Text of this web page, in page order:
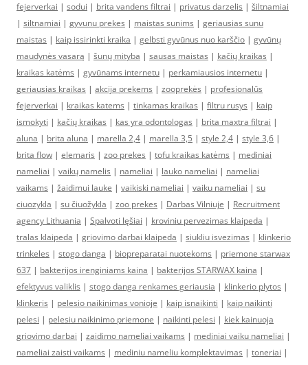
fejerverkai | sodui | brita vandens filtrai | privatus darzelis | šiltnamiai
| siltnamiai | gyvunu prekes | maistas sunims | geriausias sunu
maistas | kaip issirinkti kraika | gelbsti gyvūnus nuo karščio | gyvūnų
maudynės vasarą | šunų mityba | sausas maistas | kačių kraikas |
kraikas katėms | gyvūnams internetu | perkamiausios internetu |
geriausias kraikas | akcija prekems | zooprekės | profesionalūs
fejerverkai | kraikas katems | tinkamas kraikas | filtru rusys | kaip
ismokyti | kačių kraikas | kas yra odontologas | brita maxtra filtrai |
aluna | brita aluna | marella 2,4 | marella 3,5 | style 2,4 | style 3,6 |
brita flow | elemaris | zoo prekes | tofu kraikas katėms | mediniai
nameliai | vaikų namelis | nameliai | lauko nameliai | nameliai
vaikams | žaidimui lauke | vaikiski nameliai | vaiku nameliai | su
ciuozykla | su čiuožykla | zoo prekes | Darbas Vilniuje | Recruitment
agency Lithuania | Spalvoti lęšiai | kroviniu pervezimas klaipeda |
tralas klaipeda | griovimo darbai klaipeda | siukliu isvezimas | klinkerio
trinkeles | stogo danga | biopreparatai nuotekoms | priemone starwax
637 | bakterijos irenginiams kaina | bakterijos STARWAX kaina |
efektyvus valiklis | stogo danga renkames geriausia | klinkerio plytos |
klinkeris | pelesio naikinimas vonioje | kaip isnaikinti | kaip naikinti
pelesi | pelesiu naikinimo priemone | naikinti pelesi | kiek kainuoja
griovimo darbai | zaidimo nameliai vaikams | mediniai vaiku nameliai |
nameliai zaisti vaikams | mediniu nameliu komplektavimas | toneriai |